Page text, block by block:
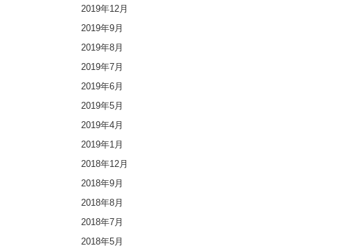
2019年12月
2019年9月
2019年8月
2019年7月
2019年6月
2019年5月
2019年4月
2019年1月
2018年12月
2018年9月
2018年8月
2018年7月
2018年5月